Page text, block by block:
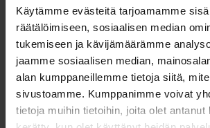
Käytämme evästeitä tarjoamamme
räätälöimiseen, sosiaalisen median
tukemiseen ja kävijämäärämme
jaamme sosiaalisen median,
alan kumppaneillemme tietoja siitä,
sivustoamme. Kumppanimme voivat
tietoja muihin tietoihin, joita olet antanut
koko, joka on näiden eri mittojen välissä.
vaikuttaa myös sen istuvuuteen; leveämpi
yleensä tiukemmalta, kun taas kapeampi
väljemmältä.
Jos olet epävarma koon valinnasta, älä
asiakaspalveluumme!
Vaihto- ja